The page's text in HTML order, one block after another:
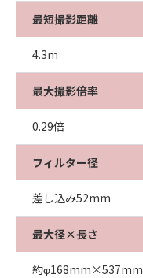
最短撮影距離
4.3m
最大撮影倍率
0.29倍
フィルター径
差し込み52mm
最大径×長さ
約φ168mm×537mm